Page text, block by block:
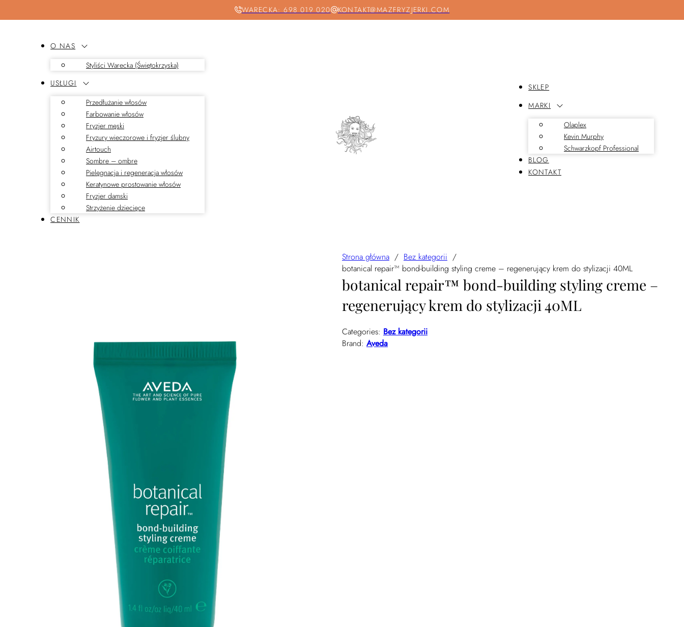
WARECKA: 698 019 020 KONTAKT@MAZFRYZJERKI.COM
O NAS
Styliści Warecka (Świętokrzyska)
USŁUGI
Przedłużanie włosów
Farbowanie włosów
Fryzjer męski
Fryzury wieczorowe i fryzjer ślubny
Airtouch
Sombre – ombre
Pielęgnacja i regeneracja włosów
Keratynowe prostowanie włosów
Fryzjer damski
Strzyżenie dziecięce
CENNIK
SKLEP
MARKI
Olaplex
Kevin Murphy
Schwarzkopf Professional
BLOG
KONTAKT
Strona główna / Bez kategorii /
botanical repair™ bond-building styling creme – regenerujący krem do stylizacji 40ML
botanical repair™ bond-building styling creme –
regenerujący krem do stylizacji 40ML
Categories: Bez kategorii
Brand: Aveda